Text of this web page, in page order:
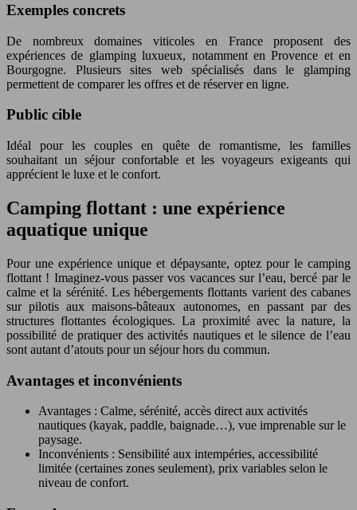
Exemples concrets
De nombreux domaines viticoles en France proposent des
expériences de glamping luxueux, notamment en Provence et en
Bourgogne. Plusieurs sites web spécialisés dans le glamping
permettent de comparer les offres et de réserver en ligne.
Public cible
Idéal pour les couples en quête de romantisme, les familles
souhaitant un séjour confortable et les voyageurs exigeants qui
apprécient le luxe et le confort.
Camping flottant : une expérience
aquatique unique
Pour une expérience unique et dépaysante, optez pour le camping
flottant ! Imaginez-vous passer vos vacances sur l’eau, bercé par le
calme et la sérénité. Les hébergements flottants varient des cabanes
sur pilotis aux maisons-bâteaux autonomes, en passant par des
structures flottantes écologiques. La proximité avec la nature, la
possibilité de pratiquer des activités nautiques et le silence de l’eau
sont autant d’atouts pour un séjour hors du commun.
Avantages et inconvénients
Avantages : Calme, sérénité, accès direct aux activités
nautiques (kayak, paddle, baignade…), vue imprenable sur le
paysage.
Inconvénients : Sensibilité aux intempéries, accessibilité
limitée (certaines zones seulement), prix variables selon le
niveau de confort.